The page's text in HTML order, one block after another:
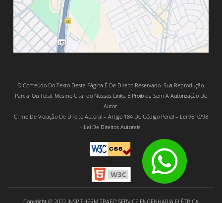
O Conteúdo Do Texto Desta Página É De Direito Reservado. Sua Reprodução,
Parcial Ou Total, Mesmo Citando Nossos Links, É Proibida Sem A Autorização Do
Autor.
Crime De Violação De Direito Autoral – Artigo 184 Do Código Penal – Lei 9610/98
- Lei De Direitos Autorais.
Copyright © 2022 INSP THERM TRAFO SERVICE ENGENHARIA ELÉTRICA